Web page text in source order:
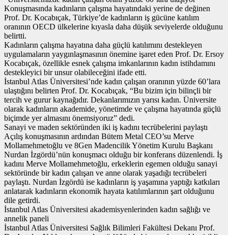
Konuşmasında kadınların çalışma hayatındaki yerine de değinen
Prof. Dr. Kocabıçak, Türkiye’de kadınların iş gücüne katılım
oranının OECD ülkelerine kıyasla daha düşük seviyelerde olduğunu
belirtti.
Kadınların çalışma hayatına daha güçlü katılımını destekleyen
uygulamaların yaygınlaşmasının önemine işaret eden Prof. Dr. Ersoy
Kocabıçak, özellikle esnek çalışma imkanlarının kadın istihdamını
destekleyici bir unsur olabileceğini ifade etti.
İstanbul Atlas Üniversitesi’nde kadın çalışan oranının yüzde 60’lara
ulaştığını belirten Prof. Dr. Kocabıçak, “Bu bizim için bilinçli bir
tercih ve gurur kaynağıdır. Dekanlarımızın yarısı kadın. Üniversite
olarak kadınların akademide, yönetimde ve çalışma hayatında güçlü
biçimde yer almasını önemsiyoruz” dedi.
Sanayi ve maden sektöründen iki iş kadını tecrübelerini paylaştı
Açılış konuşmasının ardından Bütem Metal CEO’su Merve
Mollamehmetoğlu ve 8Gen Madencilik Yönetim Kurulu Başkanı
Nurdan İzgördü’nün konuşmacı olduğu bir konferans düzenlendi. İş
kadını Merve Mollamehmetoğlu, erkeklerin egemen olduğu sanayi
sektöründe bir kadın çalışan ve anne olarak yaşadığı tecrübeleri
paylaştı. Nurdan İzgördü ise kadınların iş yaşamına yaptığı katkıları
anlatarak kadınların ekonomik hayata katılımlarının şart olduğunu
dile getirdi.
İstanbul Atlas Üniversitesi akademisyenlerinden kadın sağlığı ve
annelik paneli
İstanbul Atlas Üniversitesi Sağlık Bilimleri Fakültesi Dekanı Prof.